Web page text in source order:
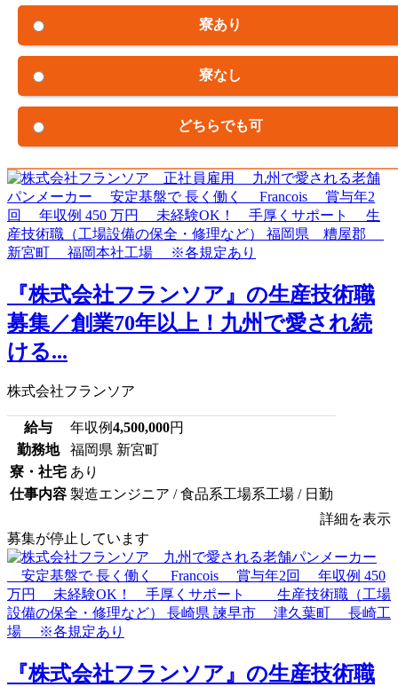
寮あり
寮なし
どちらでも可
『株式会社フランソア』の生産技術職
募集／創業70年以上！九州で愛され続
ける...
株式会社フランソア
給与 年収例4,500,000円
勤務地
福岡県 新宮町
寮・社宅 あり
仕事内容 製造エンジニア / 食品系工場系工場 / 日勤
詳細を表示
募集が停止しています
『株式会社フランソア』の生産技術職